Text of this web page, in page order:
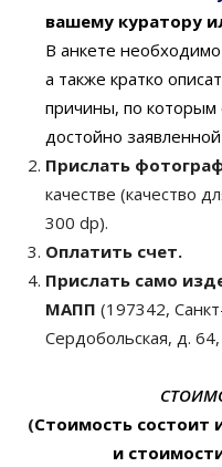
вашему куратору
В анкете
а также кратко
причины, по которым
достойно
Прислать
качестве (качество
300 dp).
Оплатить счет.
Прислать само
МАПП (197342,
Сердобольская, д.
(Стоимость состоит
и